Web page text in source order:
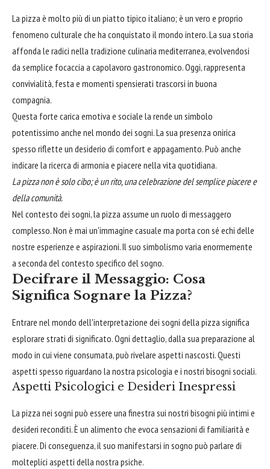
La pizza è molto più di un piatto tipico italiano; è un vero e proprio
fenomeno culturale che ha conquistato il mondo intero. La sua storia
affonda le radici nella tradizione culinaria mediterranea, evolvendosi
da semplice focaccia a capolavoro gastronomico. Oggi, rappresenta
convivialità, festa e momenti spensierati trascorsi in buona
compagnia.
Questa forte carica emotiva e sociale la rende un simbolo
potentissimo anche nel mondo dei sogni. La sua presenza onirica
spesso riflette un desiderio di comfort e appagamento. Può anche
indicare la ricerca di armonia e piacere nella vita quotidiana.
La pizza non è solo cibo; è un rito, una celebrazione del semplice piacere e
della comunità.
Nel contesto dei sogni, la pizza assume un ruolo di messaggero
complesso. Non è mai un'immagine casuale ma porta con sé echi delle
nostre esperienze e aspirazioni. Il suo simbolismo varia enormemente
a seconda del contesto specifico del sogno.
Decifrare il Messaggio: Cosa
Significa Sognare la Pizza?
Entrare nel mondo dell'interpretazione dei sogni della pizza significa
esplorare strati di significato. Ogni dettaglio, dalla sua preparazione al
modo in cui viene consumata, può rivelare aspetti nascosti. Questi
aspetti spesso riguardano la nostra psicologia e i nostri bisogni sociali.
Aspetti Psicologici e Desideri Inespressi
La pizza nei sogni può essere una finestra sui nostri bisogni più intimi e
desideri reconditi. È un alimento che evoca sensazioni di familiarità e
piacere. Di conseguenza, il suo manifestarsi in sogno può parlare di
molteplici aspetti della nostra psiche.